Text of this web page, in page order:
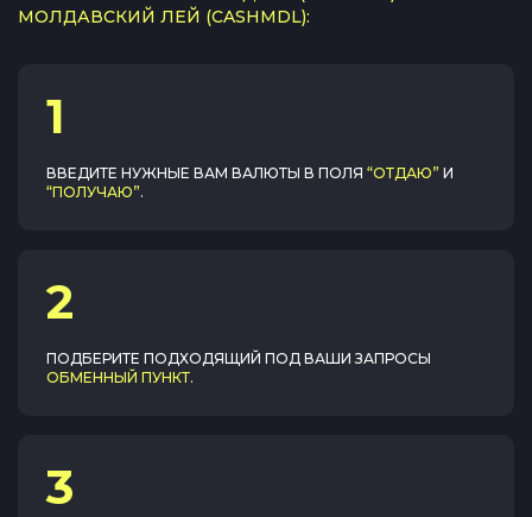
МОЛДАВСКИЙ ЛЕЙ (CASHMDL):
1
ВВЕДИТЕ НУЖНЫЕ ВАМ ВАЛЮТЫ В ПОЛЯ “ОТДАЮ” И
“ПОЛУЧАЮ”.
2
ПОДБЕРИТЕ ПОДХОДЯЩИЙ ПОД ВАШИ ЗАПРОСЫ
ОБМЕННЫЙ ПУНКТ.
3